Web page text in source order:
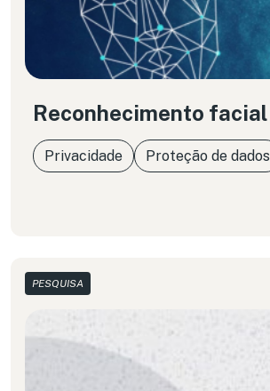
Reconhecimento facial
Privacidade Proteção de dados
PESQUISA